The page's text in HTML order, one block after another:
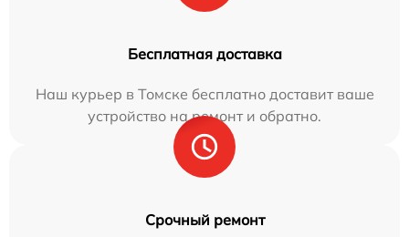
Бесплатная доставка
Наш курьер в Томске бесплатно доставит ваше
устройство на ремонт и обратно.
Срочный ремонт